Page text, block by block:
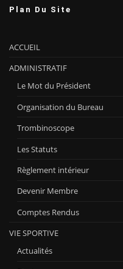
Plan Du Site
ACCUEIL
ADMINISTRATIF
Le Mot du Président
Organisation du Bureau
Trombinoscope
Les Statuts
Règlement intérieur
Devenir Membre
Comptes Rendus
VIE SPORTIVE
Actualités